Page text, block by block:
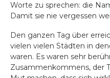
Worte zu sprechen: die
Damit sie nie vergessen
Den ganzen Tag über
vielen vielen Städten in
waren. Es waren sehr
Zusammenkommens, der